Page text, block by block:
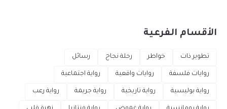
الأقسام الفرعية
تطوير ذات خواطر رحلة نجاح رسائل
روايات فلسفة روايات واقعية رواية اجتماعية
رواية بوليسية رواية تاريخية رواية جريمة رواية رعب